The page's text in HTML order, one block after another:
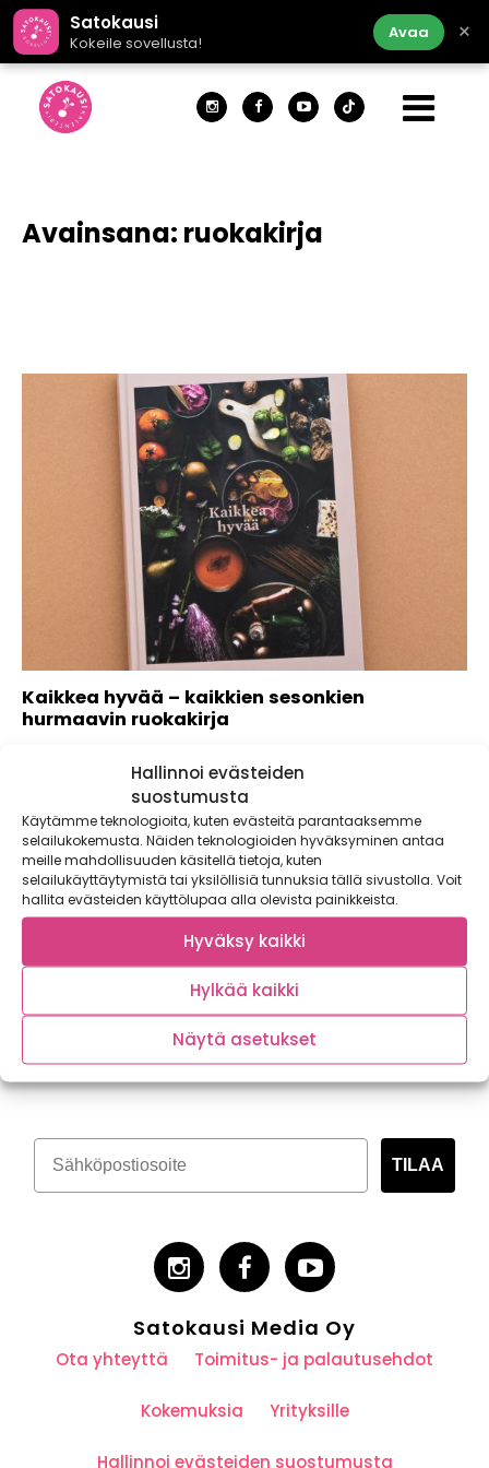
Hallinnoi evästeiden
suostumusta
Käytämme teknologioita, kuten evästeitä parantaaksemme
selailukokemusta. Näiden teknologioiden hyväksyminen antaa
meille mahdollisuuden käsitellä tietoja, kuten
selailukäyttäytymistä tai yksilöllisiä tunnuksia tällä sivustolla. Voit
hallita evästeiden käyttölupaa alla olevista painikkeista.
Hyväksy kaikki
Hylkää kaikki
Näytä asetukset
Satokausi
Kokeile sovellusta!
Avaa ×
Avainsana: ruokakirja
Kaikkea hyvää – kaikkien sesonkien
hurmaavin ruokakirja
hyvää tekevää ruokaa vuoden jokaisena kuukautena?
Tilaa kasvispitoinen uutiskirje
TILAA
Satokausi Media Oy
Ota yhteyttä Toimitus- ja palautusehdot
Kokemuksia Yrityksille
Hallinnoi evästeiden suostumusta